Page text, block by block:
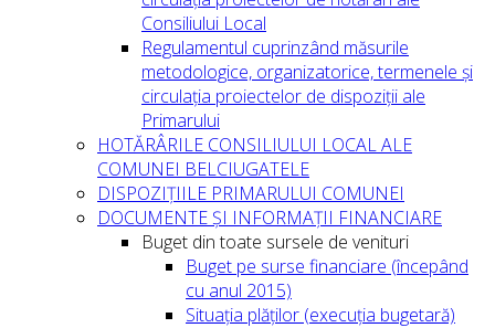
Consiliului Local
Regulamentul cuprinzând măsurile
metodologice, organizatorice, termenele și
circulația proiectelor de dispoziții ale
Primarului
HOTĂRÂRILE CONSILIULUI LOCAL ALE
COMUNEI BELCIUGATELE
DISPOZIȚIILE PRIMARULUI COMUNEI
DOCUMENTE ȘI INFORMAȚII FINANCIARE
Buget din toate sursele de venituri
Buget pe surse financiare (începând
cu anul 2015)
Situația plăților (execuția bugetară)